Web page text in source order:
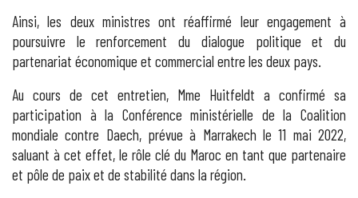
Ainsi, les deux ministres ont réaffirmé leur engagement à
poursuivre le renforcement du dialogue politique et du
partenariat économique et commercial entre les deux pays.
Au cours de cet entretien, Mme Huitfeldt a confirmé sa
participation à la Conférence ministérielle de la Coalition
mondiale contre Daech, prévue à Marrakech le 11 mai 2022,
saluant à cet effet, le rôle clé du Maroc en tant que partenaire
et pôle de paix et de stabilité dans la région.